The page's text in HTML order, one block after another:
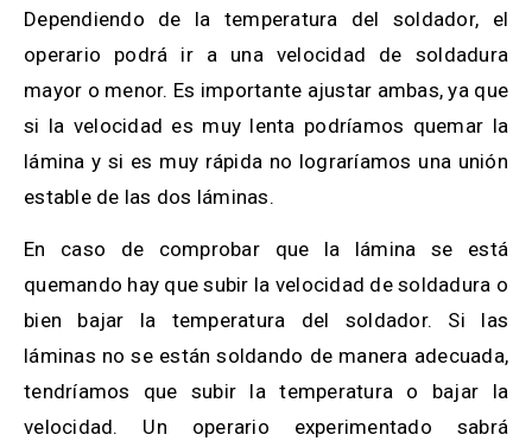
Dependiendo de la temperatura del soldador, el
operario podrá ir a una velocidad de soldadura
mayor o menor. Es importante ajustar ambas, ya que
si la velocidad es muy lenta podríamos quemar la
lámina y si es muy rápida no lograríamos una unión
estable de las dos láminas.
En caso de comprobar que la lámina se está
quemando hay que subir la velocidad de soldadura o
bien bajar la temperatura del soldador. Si las
láminas no se están soldando de manera adecuada,
tendríamos que subir la temperatura o bajar la
velocidad. Un operario experimentado sabrá